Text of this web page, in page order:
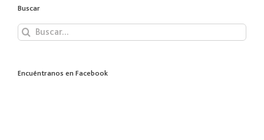
Buscar
Buscar:
Encuéntranos en Facebook